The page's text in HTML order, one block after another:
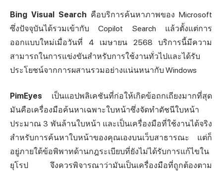
Bing Visual Search คือบริการค้นหาภาพของ Microsoft
ซึ่งปัจจุบันได้รวมเข้ากับ Copilot Search แล้วตั้งแต่การ
ออกแบบใหม่เมื่อวันที่ 4 เมษายน 2568 บริการนี้มีความ
สามารถในการแข่งขันสำหรับการใช้งานทั่วไปและได้รับ
ประโยชน์จากการผสานรวมอย่างแน่นหนากับ Windows
PimEyes เป็นแอปพลิเคชันที่ก่อให้เกิดข้อถกเถียงมากที่สุด
มันคือเครื่องมือค้นหาเฉพาะใบหน้าซึ่งจัดทำดัชนีใบหน้า
ประมาณ 3 พันล้านใบหน้า และเป็นเครื่องมือที่ใช้งานได้จริง
สำหรับการค้นหาใบหน้าของคุณเองบนเว็บสาธารณะ แต่ก็
อยู่ภายใต้ข้อพิพาทด้านกฎระเบียบที่ยังไม่ได้รับการแก้ไขใน
ยุโรป จึงควรพิจารณาว่ามันเป็นเครื่องมือที่ถูกต้องตาม